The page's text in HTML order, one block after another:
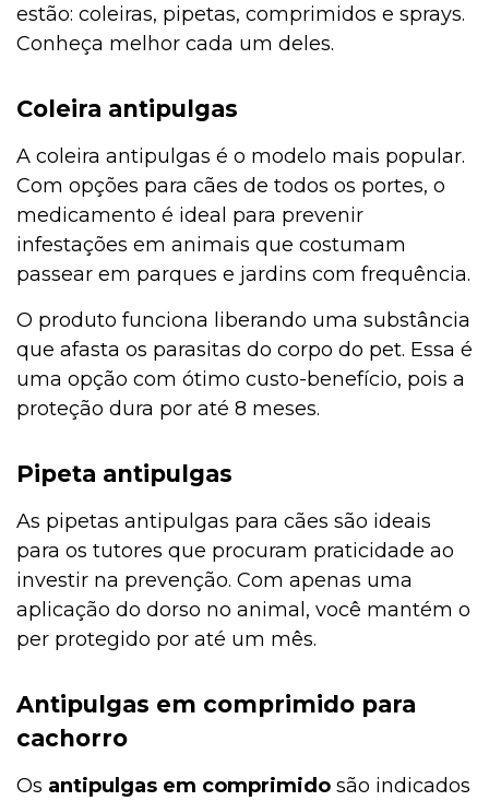
estão: coleiras, pipetas, comprimidos e sprays.
Conheça melhor cada um deles.
Coleira antipulgas
A coleira antipulgas é o modelo mais popular.
Com opções para cães de todos os portes, o
medicamento é ideal para prevenir
infestações em animais que costumam
passear em parques e jardins com frequência.
O produto funciona liberando uma substância
que afasta os parasitas do corpo do pet. Essa é
uma opção com ótimo custo-benefício, pois a
proteção dura por até 8 meses.
Pipeta antipulgas
As pipetas antipulgas para cães são ideais
para os tutores que procuram praticidade ao
investir na prevenção. Com apenas uma
aplicação do dorso no animal, você mantém o
per protegido por até um mês.
Antipulgas em comprimido para
cachorro
Os antipulgas em comprimido são indicados